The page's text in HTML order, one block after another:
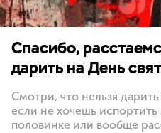
Спасибо,
дарить на День
Смотри, что нельзя
если не хочешь
половинке или вообще